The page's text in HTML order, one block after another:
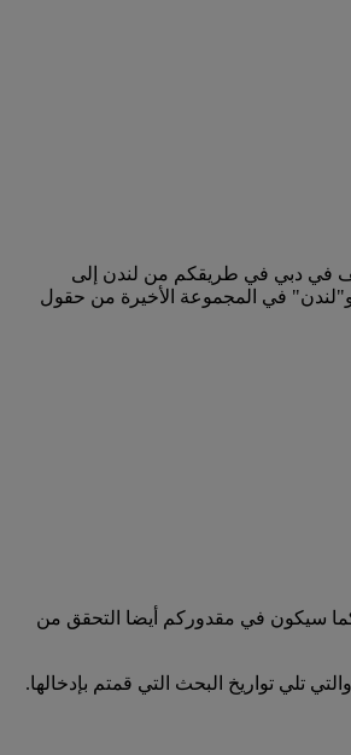
في دبي في طريقكم من لندن إلى
في المجموعة الأخيرة من حقول
سيكون في مقدوركم أيضا التحقق من
تلي تواريخ البحث التي قمتم بإدخالها.